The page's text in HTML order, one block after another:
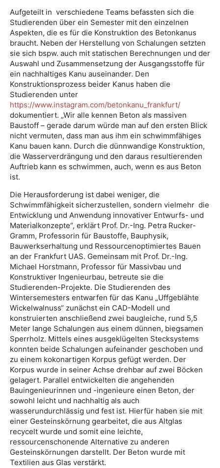
Aufgeteilt in verschiedene Teams befassten sich die
Studierenden über ein Semester mit den einzelnen
Aspekten, die es für die Konstruktion des Betonkanus
braucht. Neben der Herstellung von Schalungen setzten
sie sich bspw. auch mit statischen Berechnungen und der
Auswahl und Zusammensetzung der Ausgangsstoffe für
ein nachhaltiges Kanu auseinander. Den
Konstruktionsprozess beider Kanus haben die
Studierenden unter
https://www.instagram.com/betonkanu_frankfurt/
dokumentiert. „Wir alle kennen Beton als massiven
Baustoff – gerade darum würde man auf den ersten Blick
nicht vermuten, dass man aus ihm ein schwimmfähiges
Kanu bauen kann. Durch die dünnwandige Konstruktion,
die Wasserverdrängung und den daraus resultierenden
Auftrieb kann es schwimmen, auch, wenn es aus Beton
ist.
Die Herausforderung ist dabei weniger, die
Schwimmfähigkeit sicherzustellen, sondern vielmehr die
Entwicklung und Anwendung innovativer Entwurfs- und
Materialkonzepte“, erklärt Prof. Dr.-Ing. Petra Rucker-
Gramm, Professorin für Baustoffe, Bauphysik,
Bauwerkserhaltung und Ressourcenoptimiertes Bauen
an der Frankfurt UAS. Gemeinsam mit Prof. Dr.-Ing.
Michael Horstmann, Professor für Massivbau und
Konstruktiver Ingenieurbau, betreute sie die
Studierenden-Projekte. Die Studierenden des
Wintersemesters entwarfen für das Kanu „Uffgeblähte
Wickelwalnuss“ zunächst ein CAD-Modell und
konstruierten anschließend zwei baugleiche, rund 5,5
Meter lange Schalungen aus einem dünnen, biegsamen
Sperrholz. Mittels eines ausgeklügelten Stecksystems
konnten beide Schalungen aufeinander geschoben und
zu einem kokonartigen Korpus gefügt werden. Der
Korpus wurde in seiner Achse drehbar auf zwei Böcken
gelagert. Parallel entwickelten die angehenden
Bauingenieurinnen und -ingenieure einen Beton, der
sowohl leicht und nachhaltig als auch
wasserundurchlässig und fest ist. Hierfür haben sie mit
einer Gesteinskörnung gearbeitet, die aus Altglas
recycelt wurde und somit eine leichte,
ressourcenschonende Alternative zu anderen
Gesteinskörnungen darstellt. Der Beton wurde mit
Textilien aus Glas verstärkt.